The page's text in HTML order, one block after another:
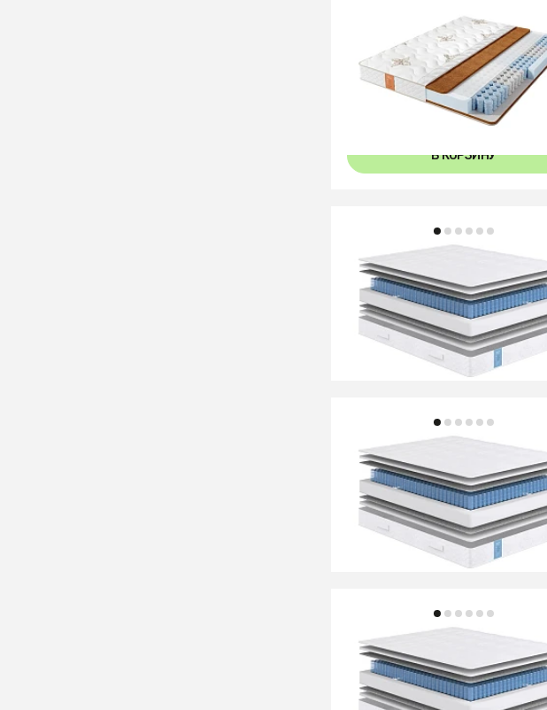
Матрас Comfort Eco Hard
В КОРЗИНУ
18 790 ₽
Матрас Classic Standart Soft
В КОРЗИНУ
18 790 ₽
Матрас Classic Standart Soft
В КОРЗИНУ
17 630 ₽
Матрас Classic Standart Soft